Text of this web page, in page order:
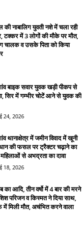
की नाबालिग युवती नशे में चला रही
टक्कर में 3 लोगों की मौके पर मौत,
चालक व उसके पिता को किया
बाइक सवार युवक खड़ी पीकप से
सिर में गम्भीर चोटें आने से युवक की
24, 2026
थानाक्षेत्र में जमीन विवाद में खूनी
की फसल पर ट्रैक्टर चढ़ाने का
से अभद्रता का दावा
18, 2026
का आदि, तीन वर्षो में 4 बार की मरने
परिजन व किस्मत ने दिया साथ,
में मिली मौत, अचंभित करने वाला